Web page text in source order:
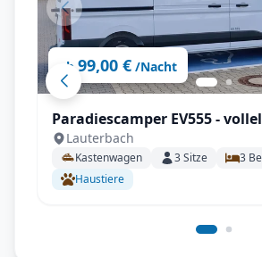
ab 99,00 € /Nacht
Paradiescamper EV555 -
Kastenwagen, 100% Autark
Lauterbach
Kastenwagen 3Sitze 3
Haustiere